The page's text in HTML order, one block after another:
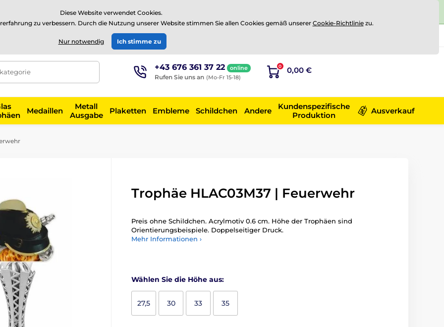
⭐Siehe 504 verifizierte Bewertungen aufTrustpilot
EUR
+43 676 361 37 22 online
Rufen Sie uns an (Mo-Fr 15-18)
0 0,00 €
Medaillen
Metall
Ausgabe
Plaketten Embleme Schildchen Andere
Kundenspezifische
Produktion
Ausverkauf
Trophäe HLAC03M37 | Feuerwehr
Preis ohne Schildchen. Acrylmotiv 0.6 cm. Höhe der Trophäen sind
Orientierungsbeispiele. Doppelseitiger Druck.
Mehr Informationen ›
Wählen Sie die Höhe aus:
27,5 30 33 35
Diese Website verwendet Cookies.
zu verbessern. Durch die Nutzung unserer Website stimmen Sie allen Cookies gemäß unserer Cookie-Richtliniezu.
Nur notwendig Ich stimme zu